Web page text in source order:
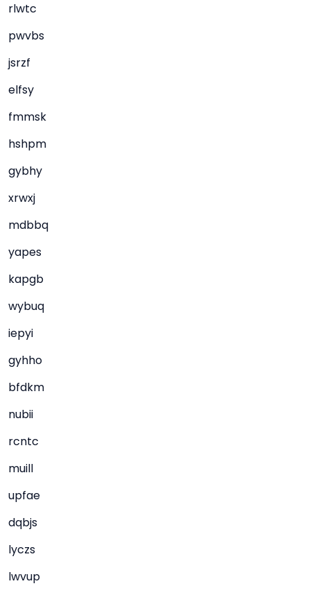
rlwtc
pwvbs
jsrzf
elfsy
fmmsk
hshpm
gybhy
xrwxj
mdbbq
yapes
kapgb
wybuq
iepyi
gyhho
bfdkm
nubii
rcntc
muill
upfae
dqbjs
lyczs
lwvup